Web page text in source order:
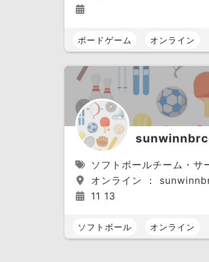
ボードゲーム オンライン
ソフトボールチーム・サ
オンライン ：
11 13
ソフトボール オンライン